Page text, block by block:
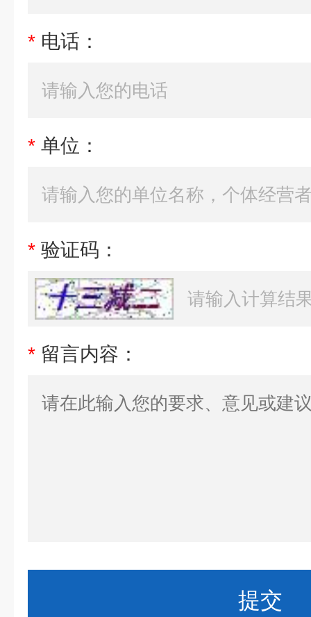
* 电话：
* 单位：
* 验证码：
* 留言内容：